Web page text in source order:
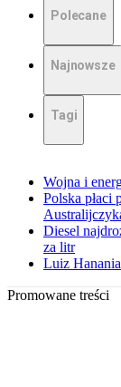
Polecane
Najnowsze
Tagi
Wojna i
Polska płaci
Diesel
za litr
Luiz
Promowane treści